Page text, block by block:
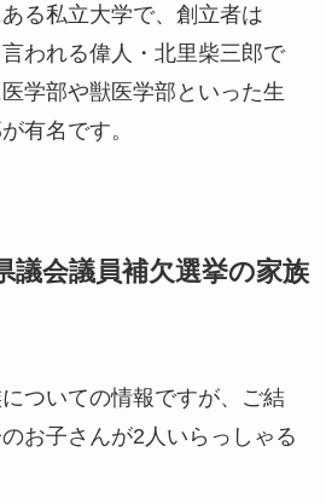
る私立大学で、 創立者は
言われる偉人・北里柴三郎で
学部や獣医学部といった生
有名です。
議会議員補欠選挙の家族
ついての情報ですが、
ご結
お子さんが2人いらっしゃる